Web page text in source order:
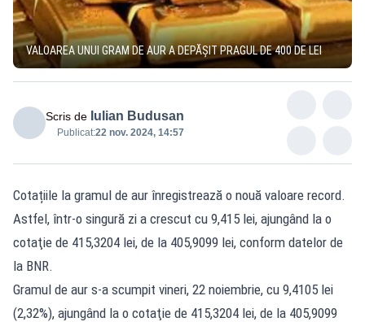
VALOAREA UNUI GRAM DE AUR A DEPĂȘIT PRAGUL DE 400 DE LEI
Scris de Iulian Budusan
Publicat:22 nov. 2024, 14:57
Cotațiile la gramul de aur înregistrează o nouă valoare record.
Astfel, într-o singură zi a crescut cu 9,415 lei, ajungând la o
cotaţie de 415,3204 lei, de la 405,9099 lei, conform datelor de
la BNR.
Gramul de aur s-a scumpit vineri, 22 noiembrie, cu 9,4105 lei
(2,32%), ajungând la o cotaţie de 415,3204 lei, de la 405,9099